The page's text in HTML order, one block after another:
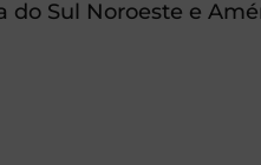
do Sul Noroeste e